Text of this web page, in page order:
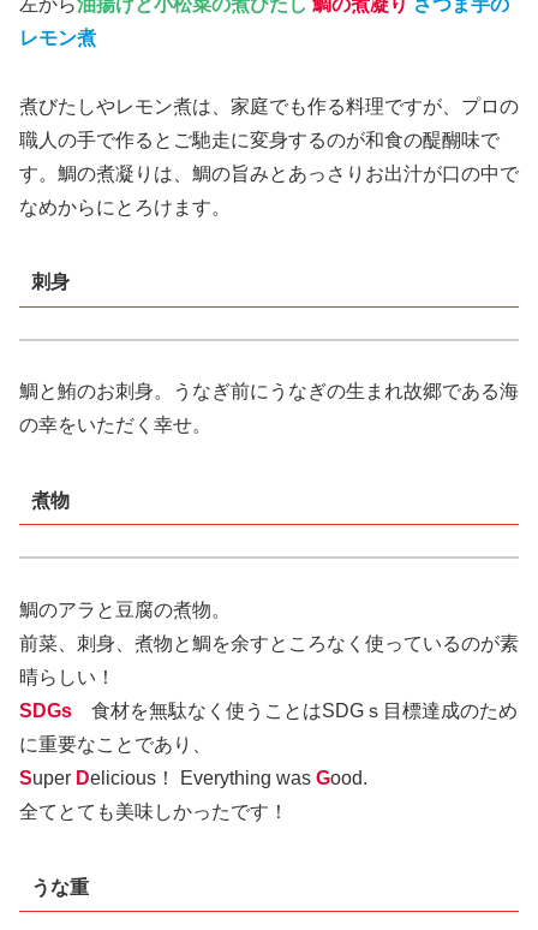
左から油揚げと小松菜の煮びたし 鯛の煮凝り さつま芋の
レモン煮
煮びたしやレモン煮は、家庭でも作る料理ですが、プロの
職人の手で作るとご馳走に変身するのが和食の醍醐味で
す。鯛の煮凝りは、鯛の旨みとあっさりお出汁が口の中で
なめからにとろけます。
刺身
鯛と鮪のお刺身。うなぎ前にうなぎの生まれ故郷である海
の幸をいただく幸せ。
煮物
鯛のアラと豆腐の煮物。
前菜、刺身、煮物と鯛を余すところなく使っているのが素
晴らしい！
SDGs 食材を無駄なく使うことはSDGｓ目標達成のため
に重要なことであり、
Super Delicious！ Everything was Good.
全てとても美味しかったです！
うな重